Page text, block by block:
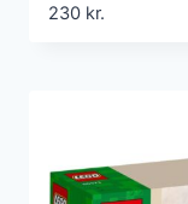
230 kr.